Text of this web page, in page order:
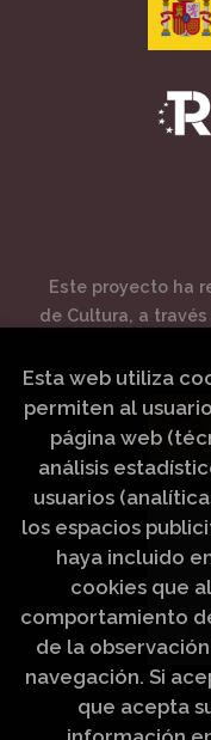
Este proyecto ha
de Cultura, a
Esta web utiliza
permiten al
página web
análisis
usuarios
los espacios
haya incluido
cookies que
comportamiento
de la
navegación. Si
que acepta